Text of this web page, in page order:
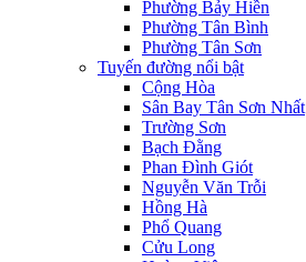
Phường Bảy Hiền
Phường Tân Bình
Phường Tân Sơn
Tuyến đường nổi bật
Cộng Hòa
Sân Bay Tân Sơn Nhất
Trường Sơn
Bạch Đằng
Phan Đình Giót
Nguyễn Văn Trỗi
Hồng Hà
Phổ Quang
Cửu Long